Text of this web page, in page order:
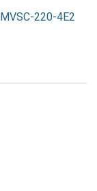
MVSC-220-4E2